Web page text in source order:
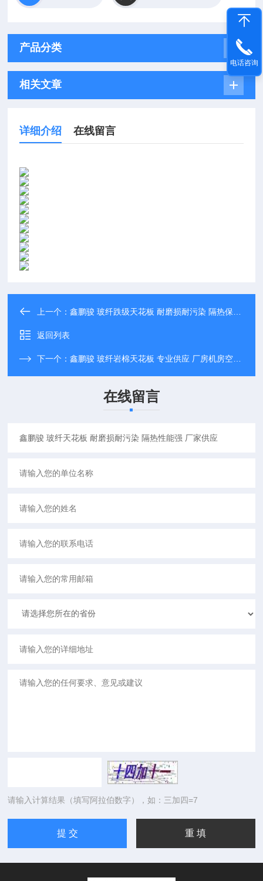
产品分类
相关文章
详细介绍 在线留言
上一个：鑫鹏骏 玻纤跌级天花板 耐磨损耐污染 隔热保温 专业生产
返回列表
下一个：鑫鹏骏 玻纤岩棉天花板 专业供应 厂房机房空调机组隔音降噪 实力保障
在线留言
请输入计算结果（填写阿拉伯数字），如：三加四=7
电话咨询